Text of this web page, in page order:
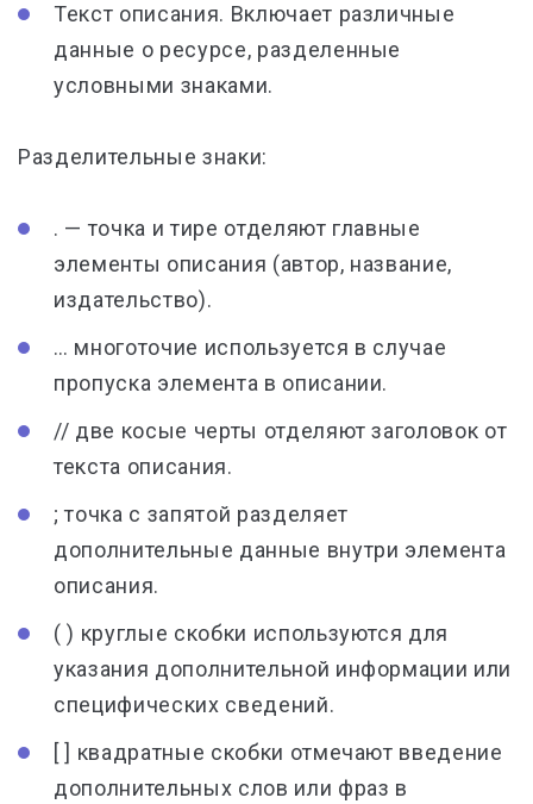
Текст описания. Включает различные
данные о ресурсе, разделенные
условными знаками.
Разделительные знаки:
. — точка и тире отделяют главные
элементы описания (автор, название,
издательство).
… многоточие используется в случае
пропуска элемента в описании.
// две косые черты отделяют заголовок от
текста описания.
; точка с запятой разделяет
дополнительные данные внутри элемента
описания.
( ) круглые скобки используются для
указания дополнительной информации или
специфических сведений.
[ ] квадратные скобки отмечают введение
дополнительных слов или фраз в